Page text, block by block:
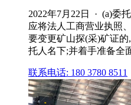
2022年7月22日 · (a)委
应将法人工商营业执照
要变更矿山探(采)矿证
托人名下;并着手准备全
联系电话: 180 3780 8511